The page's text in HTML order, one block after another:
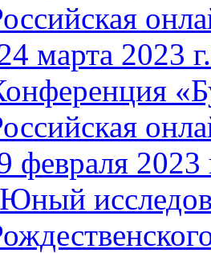
марта 2023
февраля 2023